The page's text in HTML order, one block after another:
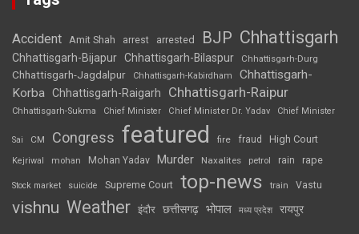
Accident Amit Shah arrest arrested BJP Chhattisgarh
Chhattisgarh-Bijapur Chhattisgarh-Bilaspur Chhattisgarh-Durg
Chhattisgarh-Jagdalpur Chhattisgarh-Kabirdham
Chhattisgarh-
Korba Chhattisgarh-Raigarh Chhattisgarh-Raipur
Chhattisgarh-Sukma Chief Minister Chief Minister Dr. Yadav Chief Minister
Sai CM Congress featured fire fraud High Court
Kejriwal mohan Mohan Yadav Murder Naxalites petrol rain rape
Stock market suicide Supreme Court top-news train Vastu
vishnu Weather इंदौर छत्तीसगढ़ भोपाल मध्य प्रदेश रायपुर